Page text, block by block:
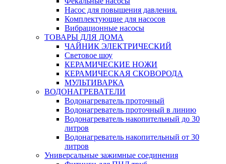
Насос для повышения давления.
Комплектующие для насосов
Вибрационные насосы
ТОВАРЫ ДЛЯ ДОМА
ЧАЙНИК ЭЛЕКТРИЧЕСКИЙ
Световое шоу
КЕРАМИЧЕСКИЕ НОЖИ
КЕРАМИЧЕСКАЯ СКОВОРОДА
МУЛЬТИВАРКА
ВОДОНАГРЕВАТЕЛИ
Водонагреватель проточный
Водонагреватель проточный в линию
Водонагреватель накопительный до 30
литров
Водонагреватель накопительный от 30
литров
Универсальные зажимные соединения